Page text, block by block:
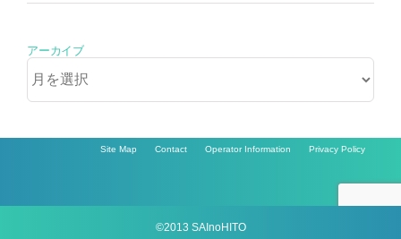
アーカイブ
ー
カ
ブ
Site Map Contact Operator Information Privacy Policy
©2013 SAInoHITO